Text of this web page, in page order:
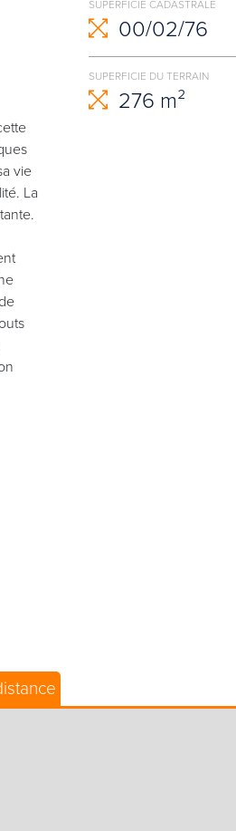
vie
La
SUPERFICIE CADASTRALE
00/02/76
SUPERFICIE DU TERRAIN
276 m²